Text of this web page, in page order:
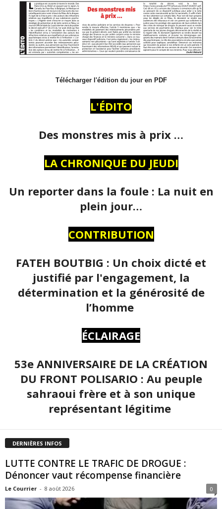
Télécharger l'édition du jour en PDF
L'ÉDITO
Des monstres mis à prix …
LA CHRONIQUE DU JEUDI
Un reporter dans la foule : La nuit en
plein jour…
CONTRIBUTION
FATEH BOUTBIG : Un choix dicté et
justifié par l'engagement, la
détermination et la générosité de
l’homme
ÉCLAIRAGE
53e ANNIVERSAIRE DE LA CRÉATION
DU FRONT POLISARIO : Au peuple
sahraoui frère et à son unique
représentant légitime
DERNIÈRES INFOS
LUTTE CONTRE LE TRAFIC DE DROGUE :
Dénoncer vaut récompense financière
Le Courrier - 8 août 2026 0